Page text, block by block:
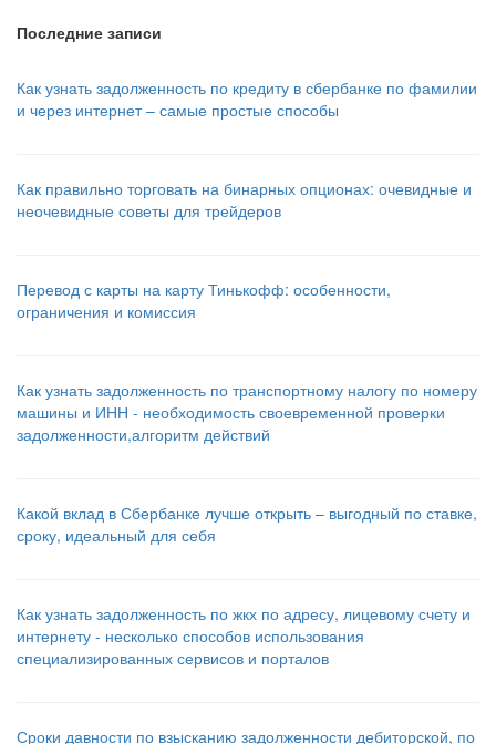
Последние записи
Как узнать задолженность по кредиту в сбербанке по фамилии
и через интернет – самые простые способы
Как правильно торговать на бинарных опционах: очевидные и
неочевидные советы для трейдеров
Перевод с карты на карту Тинькофф: особенности,
ограничения и комиссия
Как узнать задолженность по транспортному налогу по номеру
машины и ИНН - необходимость своевременной проверки
задолженности,алгоритм действий
Какой вклад в Сбербанке лучше открыть – выгодный по ставке,
сроку, идеальный для себя
Как узнать задолженность по жкх по адресу, лицевому счету и
интернету - несколько способов использования
специализированных сервисов и порталов
Сроки давности по взысканию задолженности дебиторской, по